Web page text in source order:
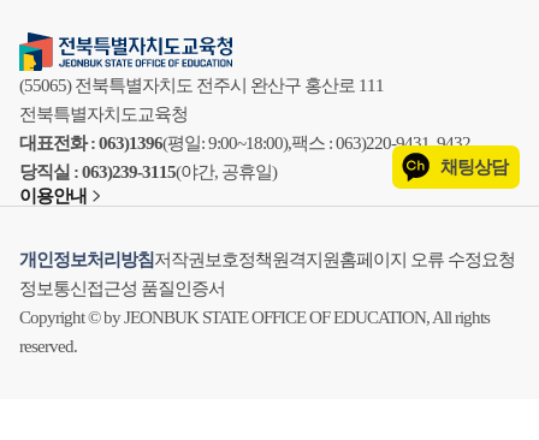
(55065) 전북특별자치도 전주시 완산구 홍산로 111
전북특별자치도교육청
대표전화 : 063)1396(평일: 9:00~18:00),팩스 : 063)220-9431, 9432
당직실 : 063)239-3115(야간, 공휴일)
이용안내
채팅상담
개인정보처리방침저작권보호정책원격지원홈페이지 오류 수정요청
정보통신접근성 품질인증서
Copyright © by JEONBUK STATE OFFICE OF EDUCATION, All rights
reserved.